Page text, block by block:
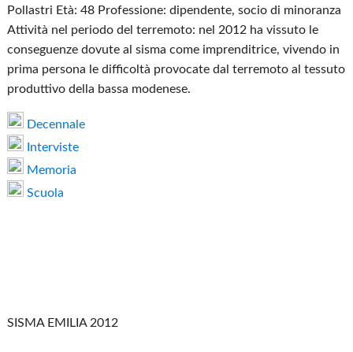
Pollastri Età: 48 Professione: dipendente, socio di minoranza
Attività nel periodo del terremoto: nel 2012 ha vissuto le
conseguenze dovute al sisma come imprenditrice, vivendo in
prima persona le difficoltà provocate dal terremoto al tessuto
produttivo della bassa modenese.
Decennale
Interviste
Memoria
Scuola
SISMA EMILIA 2012